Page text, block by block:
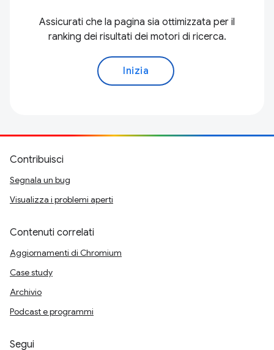
Assicurati che la pagina sia ottimizzata per il
ranking dei risultati dei motori di ricerca.
Inizia
Contribuisci
Segnala un bug
Visualizza i problemi aperti
Contenuti correlati
Aggiornamenti di Chromium
Case study
Archivio
Podcast e programmi
Segui